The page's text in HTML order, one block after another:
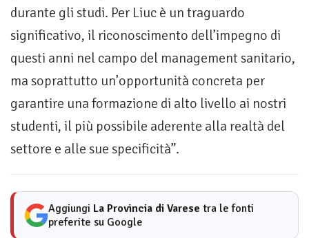
durante gli studi. Per Liuc è un traguardo
significativo, il riconoscimento dell’impegno di
questi anni nel campo del management sanitario,
ma soprattutto un’opportunità concreta per
garantire una formazione di alto livello ai nostri
studenti, il più possibile aderente alla realtà del
settore e alle sue specificità”.
Aggiungi La Provincia di Varese tra le fonti
preferite su Google